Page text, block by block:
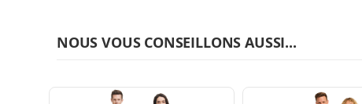
NOUS VOUS CONSEILLONS AUSSI...